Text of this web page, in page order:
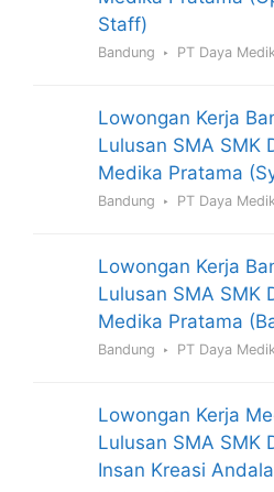
Staff)
Bandung PT Daya
Lowongan Kerja
Lulusan SMA SMK
Medika Pratama
Bandung PT Daya
Lowongan Kerja
Lulusan SMA SMK
Medika Pratama
Bandung PT Daya
Lowongan Kerja
Lulusan SMA SMK
Insan Kreasi